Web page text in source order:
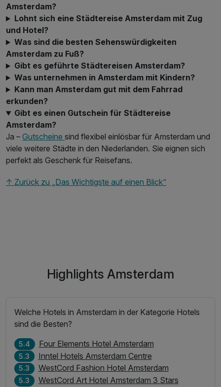
Amsterdam?
Lohnt sich eine Städtereise Amsterdam mit Zug
und Hotel?
Was sind die besten Sehenswürdigkeiten
Amsterdam zu Fuß?
Gibt es geführte Städtereisen Amsterdam?
Was unternehmen in Amsterdam mit Kindern?
Kann man Amsterdam gut mit dem Fahrrad
erkunden?
Gibt es einen Gutschein für Städtereise
Amsterdam?
Ja – Gutscheine sind flexibel einlösbar für Amsterdam und
viele weitere Städte in den Niederlanden. Sie eignen sich
perfekt als Geschenk für Reisefans.
↑ Zurück zu „Das Wichtigste auf einen Blick“
Highlights Amsterdam
Welche Hotels in Amsterdam in der Kategorie Hotels
sind die Besten?
5.4 Four Elements Hotel Amsterdam
5.3 Inntel Hotels Amsterdam Centre
5.3 WestCord Fashion Hotel Amsterdam
5.3 WestCord Art Hotel Amsterdam 3 Stars